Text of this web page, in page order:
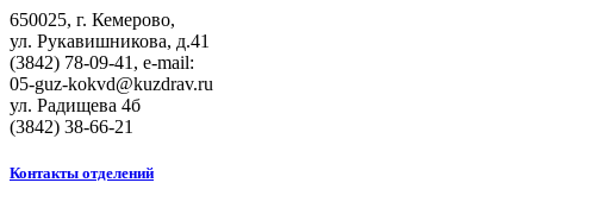
650025, г. Кемерово,
ул. Рукавишникова, д.41
(3842) 78-09-41, e-mail:
05-guz-kоkvd@kuzdrаv.ru
ул. Радищева 4б
(3842) 38-66-21
Контакты отделений